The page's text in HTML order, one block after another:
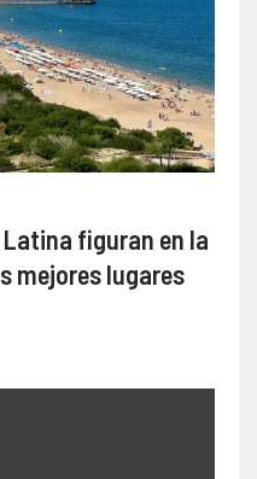
figuran en la
mejores lugares